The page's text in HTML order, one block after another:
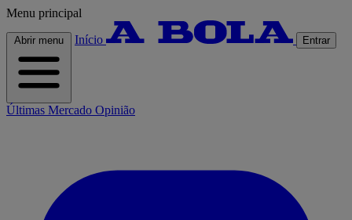
Menu principal
Abrir menu Início Entrar
Últimas Mercado Opinião